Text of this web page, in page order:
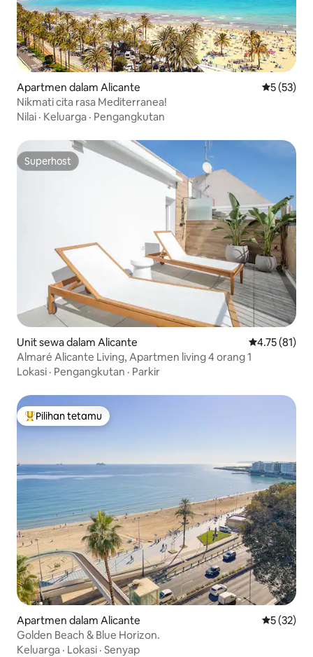
Apartmen dalam Alicante
5 (53)
Nikmati cita rasa Mediterranea!
Nilai · Keluarga · Pengangkutan
Superhost
Superhost
Unit sewa dalam Alicante Penarafan
4.75 (81)
Almaré Alicante Living, Apartmen living 4 orang 1
Lokasi · Pengangkutan · Parkir
Pilihan utama tetamu
Pilihan tetamu
Apartmen dalam Alicante
5 (32)
Golden Beach & Blue Horizon.
Keluarga · Lokasi · Senyap